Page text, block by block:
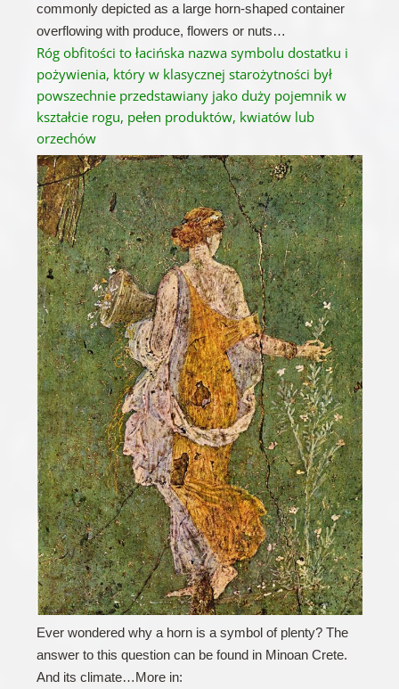
commonly depicted as a large horn-shaped container
overflowing with produce, flowers or nuts…
Róg obfitości to łacińska nazwa symbolu dostatku i
pożywienia, który w klasycznej starożytności był
powszechnie przedstawiany jako duży pojemnik w
kształcie rogu, pełen produktów, kwiatów lub
orzechów
Ever wondered why a horn is a symbol of plenty? The
answer to this question can be found in Minoan Crete.
And its climate…More in: